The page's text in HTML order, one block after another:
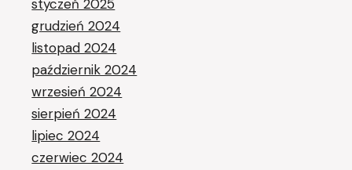
styczeń 2025
grudzień 2024
listopad 2024
październik 2024
wrzesień 2024
sierpień 2024
lipiec 2024
czerwiec 2024